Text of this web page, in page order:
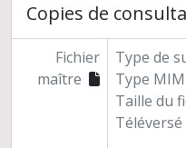
Copies de
Fichier
maître
Type de
Type
Taille du
Téléversé